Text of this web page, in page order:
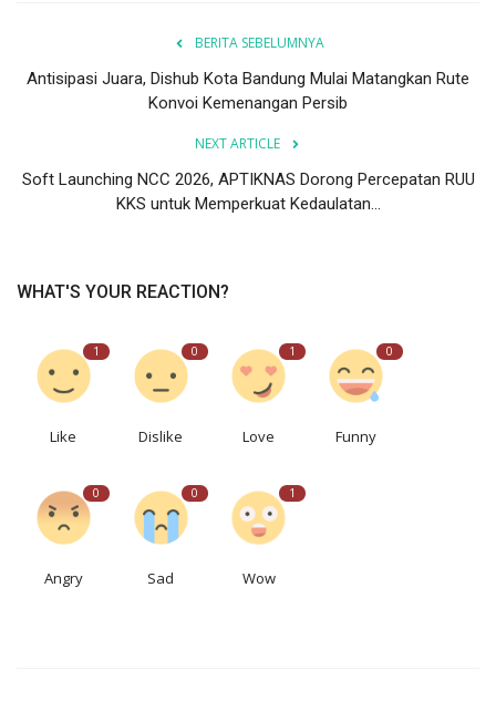
BERITA SEBELUMNYA
Antisipasi Juara, Dishub Kota Bandung Mulai Matangkan Rute
Konvoi Kemenangan Persib
NEXT ARTICLE
Soft Launching NCC 2026, APTIKNAS Dorong Percepatan RUU
KKS untuk Memperkuat Kedaulatan...
WHAT'S YOUR REACTION?
1
Like
0
Dislike
1
Love
0
Funny
0
Angry
0
Sad
1
Wow